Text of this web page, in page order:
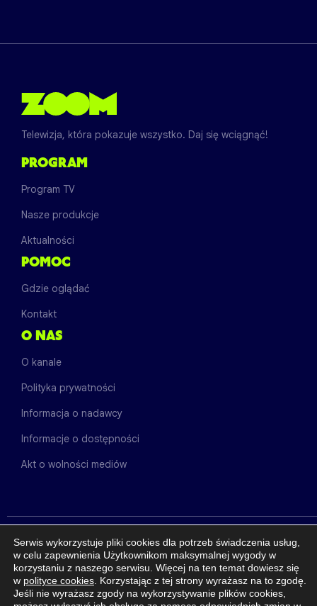
Telewizja, która pokazuje wszystko. Daj się wciągnąć!
PROGRAM
Program TV
Nasze produkcje
Aktualności
POMOC
Gdzie oglądać
Kontakt
O NAS
O kanale
Polityka prywatności
Informacja o nadawcy
Informacje o dostępności
Akt o wolności mediów
INNE KANAŁY
Serwis wykorzystuje pliki cookies dla potrzeb świadczenia usług,
w celu zapewnienia Użytkownikom maksymalnej wygody w
korzystaniu z naszego serwisu. Więcej na ten temat dowiesz się
w polityce cookies . Korzystając z tej strony wyrażasz na to zgodę.
Jeśli nie wyrażasz zgody na wykorzystywanie plików cookies,